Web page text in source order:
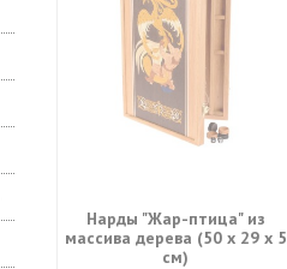
Нарды "Жар-птица" из
массива дерева (50 х 29 х 5
см)